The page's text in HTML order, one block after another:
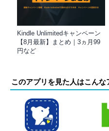
Kindle Unlimitedキャンペーン
【8月最新】まとめ｜3ヵ月99
円など
このアプリを見た人はこん